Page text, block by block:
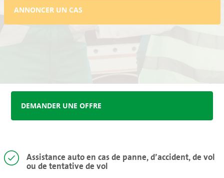
ANNONCER UN CAS
DEMANDER UNE OFFRE
Assistance auto en cas de panne, d’accident, de vol
ou de tentative de vol